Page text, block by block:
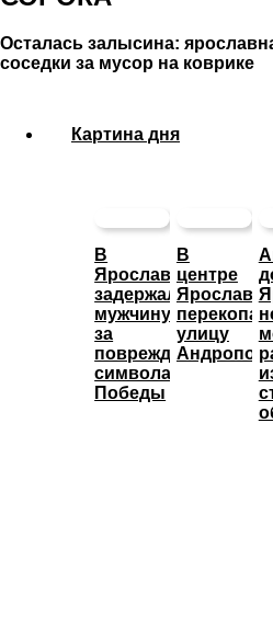
Осталась залысина:
соседки за мусор на коврике
Картина дня
В
Ярославле
задержали
мужчину
за
повреждение
символа
Победы
В
центре
Ярославля
улицу